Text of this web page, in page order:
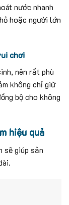
nước nhanh
hoặc người lớn
chơi
nên rất phù
không chỉ giữ
bộ cho không
hiệu quả
sẽ giúp sản